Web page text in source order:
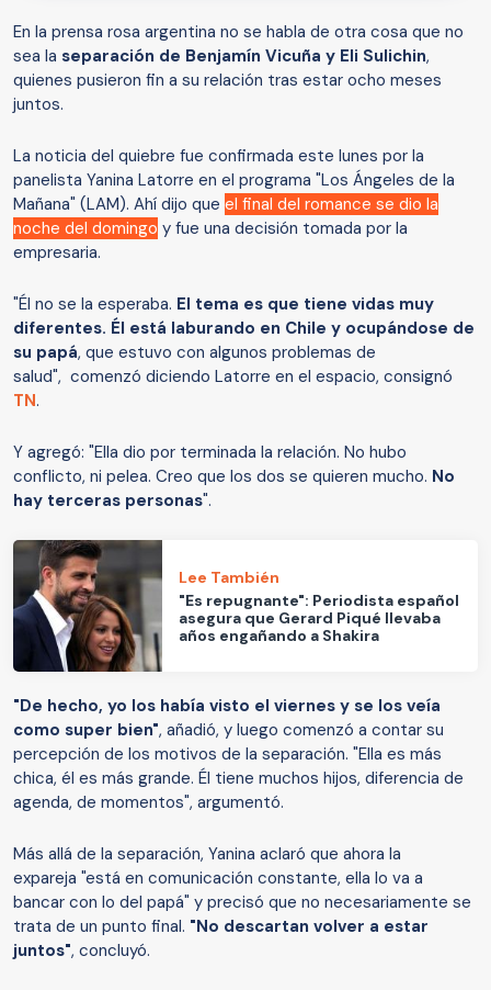
En la prensa rosa argentina no se habla de otra cosa que no
sea la separación de Benjamín Vicuña y Eli Sulichin,
quienes pusieron fin a su relación tras estar ocho meses
juntos.
La noticia del quiebre fue confirmada este lunes por la
panelista Yanina Latorre en el programa "Los Ángeles de la
Mañana" (LAM). Ahí dijo que el final del romance se dio la
noche del domingo y fue una decisión tomada por la
empresaria.
"Él no se la esperaba. El tema es que tiene vidas muy
diferentes. Él está laburando en Chile y ocupándose de
su papá, que estuvo con algunos problemas de
salud", comenzó diciendo Latorre en el espacio, consignó
TN.
Y agregó: "Ella dio por terminada la relación. No hubo
conflicto, ni pelea. Creo que los dos se quieren mucho. No
hay terceras personas".
Lee También
"Es repugnante": Periodista español
asegura que Gerard Piqué llevaba
años engañando a Shakira
"De hecho, yo los había visto el viernes y se los veía
como super bien", añadió, y luego comenzó a contar su
percepción de los motivos de la separación. "Ella es más
chica, él es más grande. Él tiene muchos hijos, diferencia de
agenda, de momentos", argumentó.
Más allá de la separación, Yanina aclaró que ahora la
expareja "está en comunicación constante, ella lo va a
bancar con lo del papá" y precisó que no necesariamente se
trata de un punto final. "No descartan volver a estar
juntos", concluyó.